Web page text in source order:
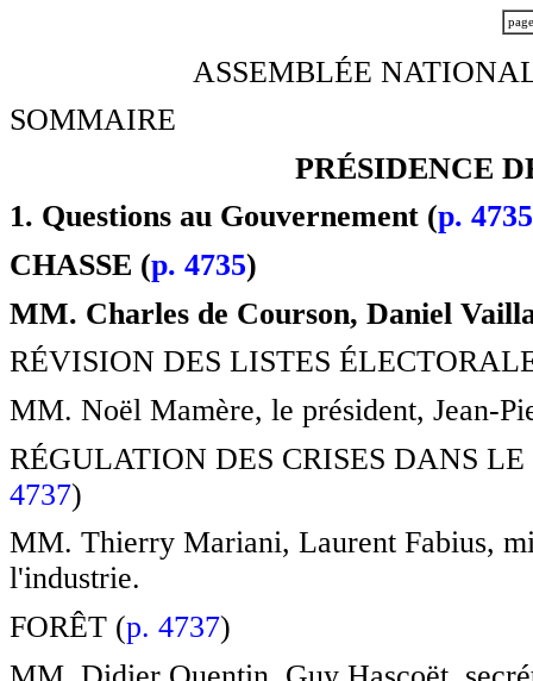
ASSEMBLÉE
SOMMAIRE
PRÉSIDENCE
1. Questions au Gouvernement (p. 4735
CHASSE (p. 4735)
MM. Charles de Courson, Daniel
RÉVISION DES LISTES
MM. Noël Mamère, le président, Jean-
RÉGULATION DES CRISES DANS
4737)
MM. Thierry Mariani, Laurent Fabius,
l'industrie.
FORÊT (p. 4737)